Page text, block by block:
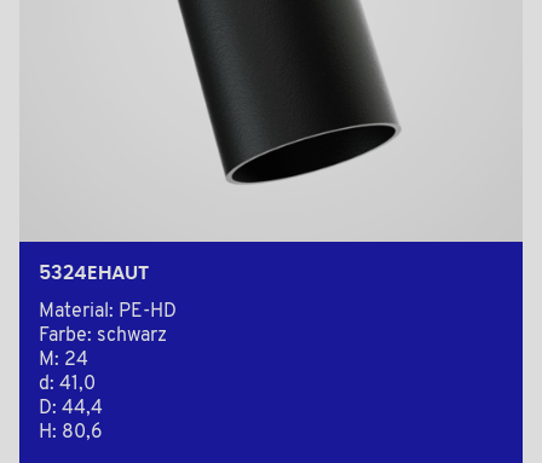
5324EHAUT
Material: PE-HD
Farbe: schwarz
M: 24
d: 41,0
D: 44,4
H: 80,6